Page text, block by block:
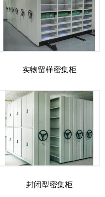
实物留样密集柜
封闭型密集柜